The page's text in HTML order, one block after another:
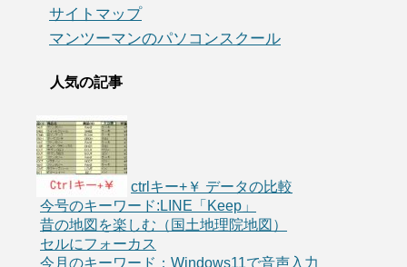
サイトマップ
マンツーマンのパソコンスクール
人気の記事
ctrlキー+￥ データの比較
今号のキーワード:LINE「Keep」
昔の地図を楽しむ（国土地理院地図）
セルにフォーカス
今月のキーワード：Windows11で音声入力